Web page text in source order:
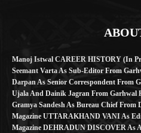
Manoj Istwal CAREER HISTORY (in
Seemant Varta As Sub-Editor From
Darpan As Senior Correspondent From
Ujala And Dainik Jagran From Garhwal
Gramya Sandesh As Bureau Chief
Magazine UTTARAKHAND VANI As
Magazine DEHRADUN DISCOVER As